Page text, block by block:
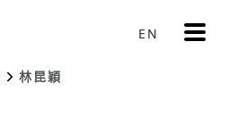
EN 更
多
林昆穎